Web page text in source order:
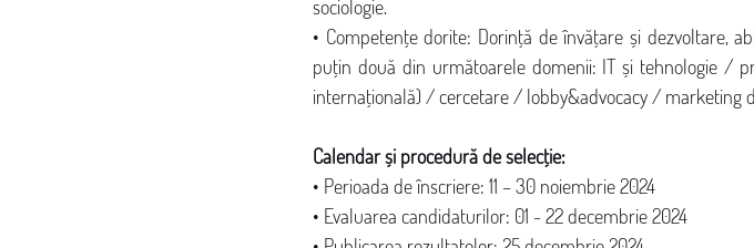
sociologie.
• Competențe dorite: Dorință de învățare și dezvoltare,
puțin două din următoarele domenii: IT și tehnologie /
internațională) / cercetare / lobby&advocacy / marketing
Calendar și procedură de selecție:
• Perioada de înscriere: 11 – 30 noiembrie 2024
• Evaluarea candidaturilor: 01 - 22 decembrie 2024